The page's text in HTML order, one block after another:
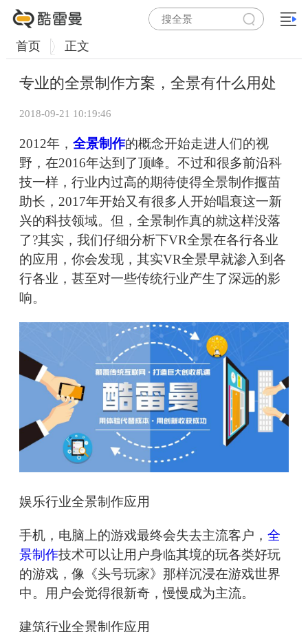
首页 正文
专业的全景制作方案，全景有什么用处
2018-09-21 10:19:46
2012年， 全景制作的概念开始走进人们的视
野，在2016年达到了顶峰。不过和很多前沿科
技一样，行业内过高的期待使得全景制作揠苗
助长，2017年开始又有很多人开始唱衰这一新
兴的科技领域。但，全景制作真的就这样没落
了?其实，我们仔细分析下VR全景在各行各业
的应用，你会发现，其实VR全景早就渗入到各
行各业，甚至对一些传统行业产生了深远的影
响。
娱乐行业全景制作应用
手机，电脑上的游戏最终会失去主流客户， 全
景制作技术可以让用户身临其境的玩各类好玩
的游戏，像《头号玩家》那样沉浸在游戏世界
中。用户会觉得很新奇，慢慢成为主流。
建筑行业全景制作应用